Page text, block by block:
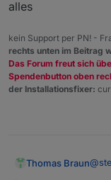
die
mit
Rechte,
alles
kein Support per PN! -
rechts unten im Beitrag
Das Forum freut sich
Spendenbutton oben
der Installationsfixer:
Thomas Braun@